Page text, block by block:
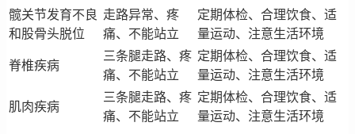
髋关节发育不良
和股骨头脱位
走路异常、疼
痛、不能站立
定期体检、合理饮食、适
量运动、注意生活环境
脊椎疾病
三条腿走路、疼
痛、不能站立
定期体检、合理饮食、适
量运动、注意生活环境
肌肉疾病
三条腿走路、疼
痛、不能站立
定期体检、合理饮食、适
量运动、注意生活环境